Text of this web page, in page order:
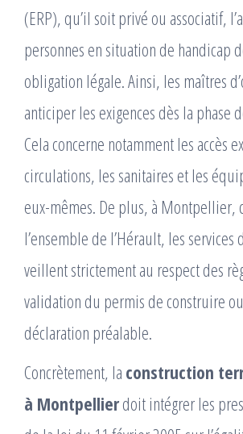
(ERP), qu’il soit privé ou associatif,
personnes en situation de handicap
obligation légale. Ainsi, les maîtres
anticiper les exigences dès la phase
Cela concerne notamment les accès
circulations, les sanitaires et les
eux-mêmes. De plus, à Montpellier,
l’ensemble de l’Hérault, les services
veillent strictement au respect des
validation du permis de construire
déclaration préalable.
Concrètement, la construction
à Montpellierdoit intégrer les